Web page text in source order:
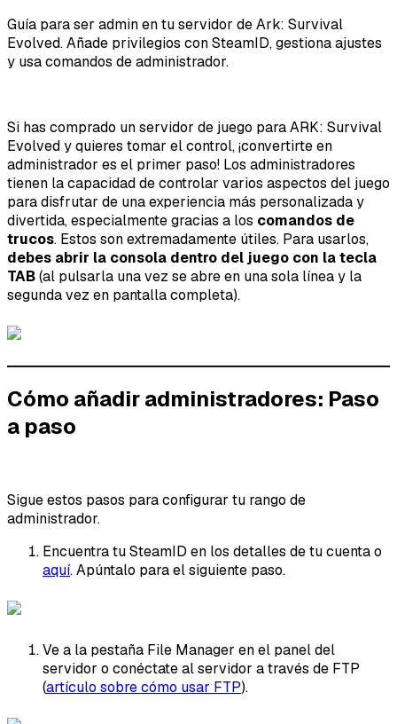
Guía para ser admin en tu servidor de Ark: Survival
Evolved. Añade privilegios con SteamID, gestiona ajustes
y usa comandos de administrador.
Si has comprado un servidor de juego para ARK: Survival
Evolved y quieres tomar el control, ¡convertirte en
administrador es el primer paso! Los administradores
tienen la capacidad de controlar varios aspectos del juego
para disfrutar de una experiencia más personalizada y
divertida, especialmente gracias a los comandos de
trucos. Estos son extremadamente útiles. Para usarlos,
debes abrir la consola dentro del juego con la tecla
TAB(al pulsarla una vez se abre en una sola línea y la
segunda vez en pantalla completa).
Cómo añadir administradores: Paso
a paso
Sigue estos pasos para configurar tu rango de
administrador.
Encuentra tu SteamID en los detalles de tu cuenta o
aquí. Apúntalo para el siguiente paso.
Ve a la pestaña File Manager en el panel del
servidor o conéctate al servidor a través de FTP
(artículo sobre cómo usar FTP).